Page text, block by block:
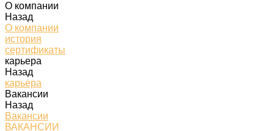
О компании
Назад
О компании
история
сертификаты
карьера
Назад
карьера
Вакансии
Назад
Вакансии
ВАКАНСИИ